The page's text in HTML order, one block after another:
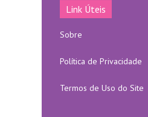
Link Úteis
Sobre
Política de Privacidade
Termos de Uso do Site